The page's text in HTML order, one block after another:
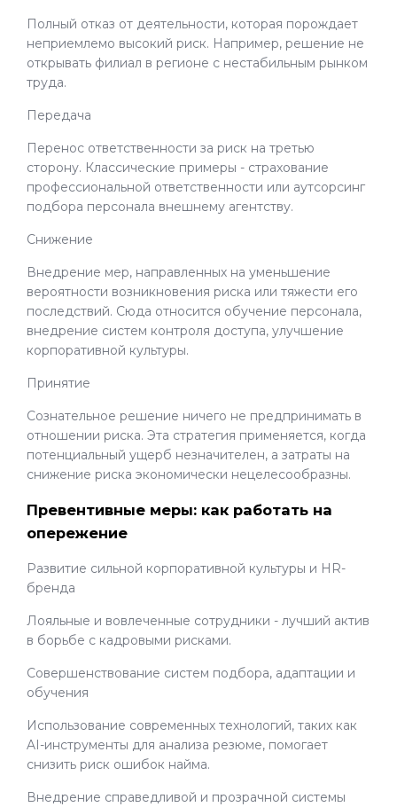
Полный отказ от деятельности, которая порождает
неприемлемо высокий риск. Например, решение не
открывать филиал в регионе с нестабильным рынком
труда.
Передача
Перенос ответственности за риск на третью
сторону. Классические примеры - страхование
профессиональной ответственности или аутсорсинг
подбора персонала внешнему агентству.
Снижение
Внедрение мер, направленных на уменьшение
вероятности возникновения риска или тяжести его
последствий. Сюда относится обучение персонала,
внедрение систем контроля доступа, улучшение
корпоративной культуры.
Принятие
Сознательное решение ничего не предпринимать в
отношении риска. Эта стратегия применяется, когда
потенциальный ущерб незначителен, а затраты на
снижение риска экономически нецелесообразны.
Превентивные меры: как работать на
опережение
Развитие сильной корпоративной культуры и HR-
бренда
Лояльные и вовлеченные сотрудники - лучший актив
в борьбе с кадровыми рисками.
Совершенствование систем подбора, адаптации и
обучения
Использование современных технологий, таких как
AI-инструменты для анализа резюме, помогает
снизить риск ошибок найма.
Внедрение справедливой и прозрачной системы